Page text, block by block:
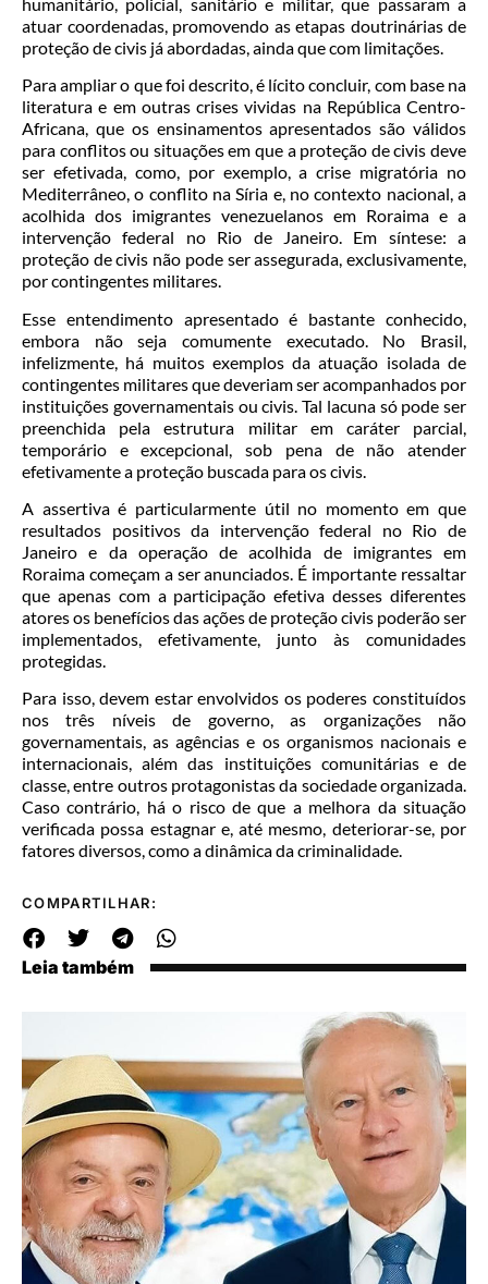
atuar coordenadas, promovendo as etapas doutrinárias de
proteção de civis já abordadas, ainda que com limitações.
Para ampliar o que foi descrito, é lícito concluir, com base na
literatura e em outras crises vividas na República Centro-
Africana, que os ensinamentos apresentados são válidos
para conflitos ou situações em que a proteção de civis deve
ser efetivada, como, por exemplo, a crise migratória no
Mediterrâneo, o conflito na Síria e, no contexto nacional, a
acolhida dos imigrantes venezuelanos em Roraima e a
intervenção federal no Rio de Janeiro. Em síntese: a
proteção de civis não pode ser assegurada, exclusivamente,
por contingentes militares.
Esse entendimento apresentado é bastante conhecido,
embora não seja comumente executado. No Brasil,
infelizmente, há muitos exemplos da atuação isolada de
contingentes militares que deveriam ser acompanhados por
instituições governamentais ou civis. Tal lacuna só pode ser
preenchida pela estrutura militar em caráter parcial,
temporário e excepcional, sob pena de não atender
efetivamente a proteção buscada para os civis.
A assertiva é particularmente útil no momento em que
resultados positivos da intervenção federal no Rio de
Janeiro e da operação de acolhida de imigrantes em
Roraima começam a ser anunciados. É importante ressaltar
que apenas com a participação efetiva desses diferentes
atores os benefícios das ações de proteção civis poderão ser
implementados, efetivamente, junto às comunidades
protegidas.
Para isso, devem estar envolvidos os poderes constituídos
nos três níveis de governo, as organizações não
governamentais, as agências e os organismos nacionais e
internacionais, além das instituições comunitárias e de
classe, entre outros protagonistas da sociedade organizada.
Caso contrário, há o risco de que a melhora da situação
verificada possa estagnar e, até mesmo, deteriorar-se, por
fatores diversos, como a dinâmica da criminalidade.
COMPARTILHAR:
Leia também